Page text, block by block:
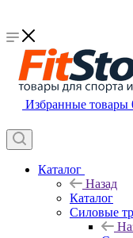
Избранные товары
Каталог
Назад
Каталог
Силовые